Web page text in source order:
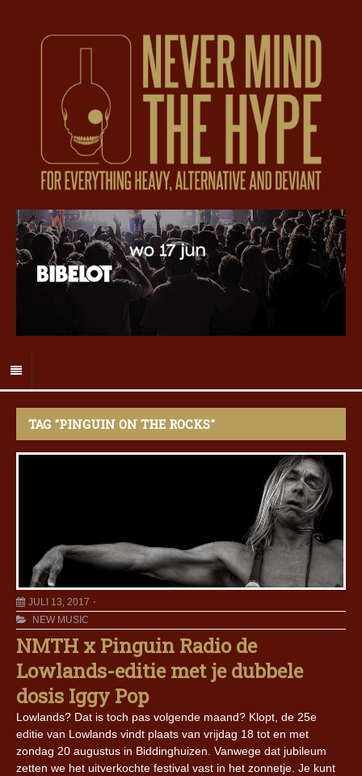
TAG "PINGUIN ON THE ROCKS"
JULI 13, 2017
NEW MUSIC
NMTH x Pinguin Radio de
Lowlands-editie met je dubbele
dosis Iggy Pop
Lowlands? Dat is toch pas volgende maand? Klopt, de 25e
editie van Lowlands vindt plaats van vrijdag 18 tot en met
zondag 20 augustus in Biddinghuizen. Vanwege dat jubileum
zetten we het uitverkochte festival vast in het zonnetje. Je kunt